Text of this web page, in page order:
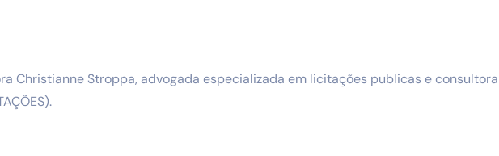
Christianne Stroppa, advogada especializada em licitações publicas e consultora